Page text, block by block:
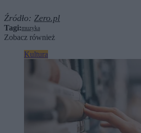
Źródło: Zero.pl
Tagi:muzyka
Zobacz również
Kultura